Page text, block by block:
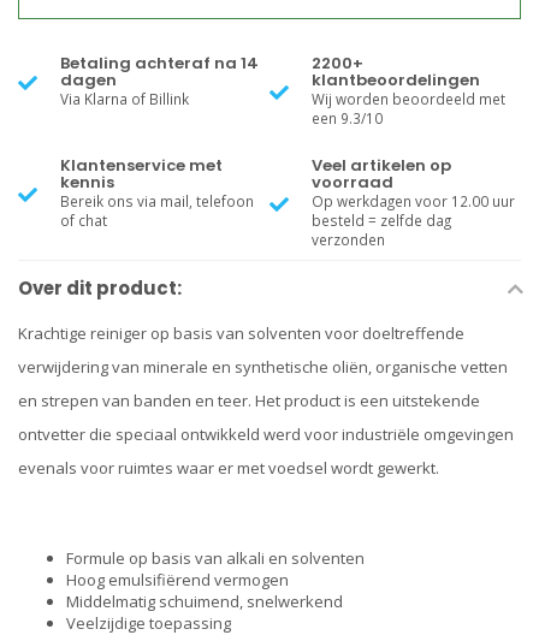
Betaling achteraf na 14
dagen
Via Klarna of Billink
2200+
klantbeoordelingen
Wij worden beoordeeld met
een 9.3/10
Klantenservice met
kennis
Bereik ons via mail, telefoon
of chat
Veel artikelen op
voorraad
Op werkdagen voor 12.00 uur
besteld = zelfde dag
verzonden
Over dit product:
Krachtige reiniger op basis van solventen voor doeltreffende
verwijdering van minerale en synthetische oliën, organische vetten
en strepen van banden en teer. Het product is een uitstekende
ontvetter die speciaal ontwikkeld werd voor industriële omgevingen
evenals voor ruimtes waar er met voedsel wordt gewerkt.
Formule op basis van alkali en solventen
Hoog emulsifiërend vermogen
Middelmatig schuimend, snelwerkend
Veelzijdige toepassing